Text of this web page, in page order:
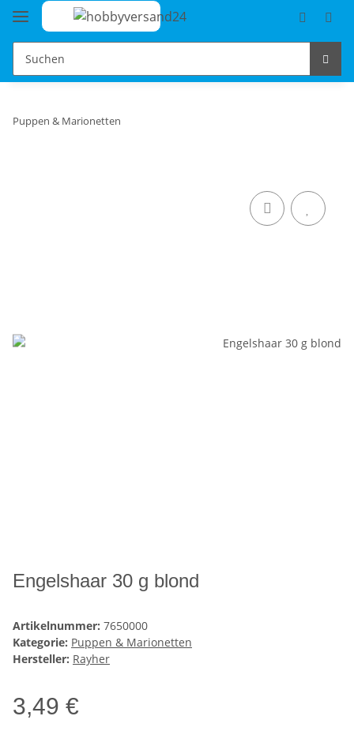
Puppen & Marionetten
Engelshaar 30 g blond
Artikelnummer: 7650000
Kategorie: Puppen & Marionetten
Hersteller: Rayher
3,49 €